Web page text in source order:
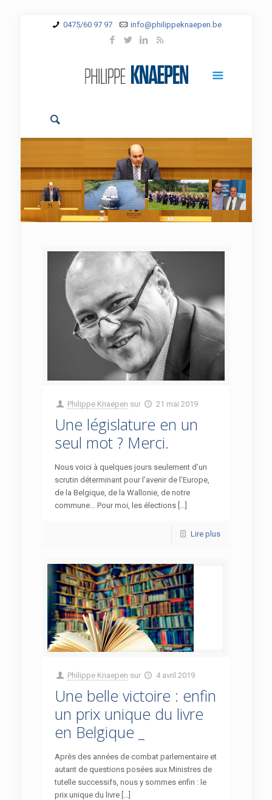
0475/60 97 97 info@philippeknaepen.be
Philippe Knaepen sur 21 mai 2019
Une législature en un
seul mot ? Merci.
Nous voici à quelques jours seulement d’un
scrutin déterminant pour l’avenir de l’Europe,
de la Belgique, de la Wallonie, de notre
commune… Pour moi, les élections […]
Lire plus
Philippe Knaepen sur 4 avril 2019
Une belle victoire : enfin
un prix unique du livre
en Belgique _
Après des années de combat parlementaire et
autant de questions posées aux Ministres de
tutelle successifs, nous y sommes enfin : le
prix unique du livre […]